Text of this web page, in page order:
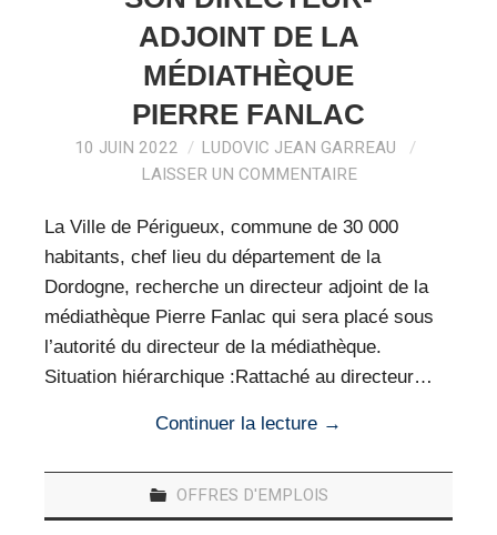
ADJOINT DE LA
MÉDIATHÈQUE
PIERRE FANLAC
10 JUIN 2022
LUDOVIC JEAN GARREAU
LAISSER UN COMMENTAIRE
La Ville de Périgueux, commune de 30 000
habitants, chef lieu du département de la
Dordogne, recherche un directeur adjoint de la
médiathèque Pierre Fanlac qui sera placé sous
l’autorité du directeur de la médiathèque.
Situation hiérarchique :Rattaché au directeur…
Continuer la lecture →
OFFRES D'EMPLOIS